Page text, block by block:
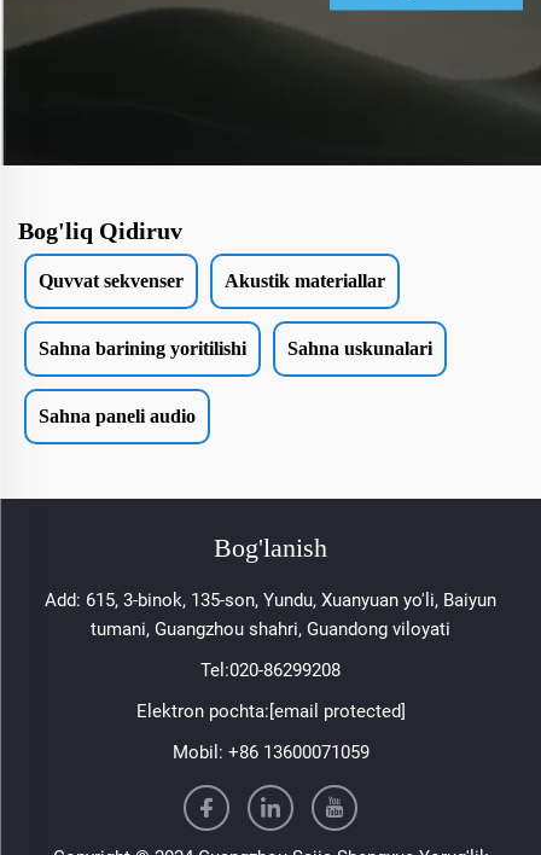
Bog'liq Qidiruv
Quvvat sekvenser Akustik materiallar
Sahna barining yoritilishi Sahna uskunalari
Sahna paneli audio
Bog'lanish
Add: 615, 3-binok, 135-son, Yundu, Xuanyuan yo'li, Baiyun
tumani, Guangzhou shahri, Guandong viloyati
Tel:020-86299208
Elektron pochta: [email protected]
Mobil: +86 13600071059